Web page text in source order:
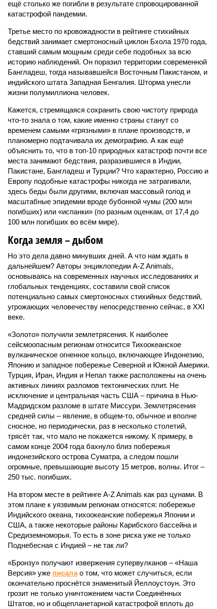
ещё столько же погибли в результате спровоцированной
катастрофой пандемии.
Третье место по кровожадности в рейтинге стихийных
бедствий занимает смертоносный циклон Бхола 1970 года,
ставший самым мощным среди себе подобных за всю
историю наблюдений. Он поразил территории современной
Бангладеш, тогда называвшейся Восточным Пакистаном, и
индийского штата Западная Бенгалия. Шторма унесли
жизни полумиллиона человек.
Кажется, стремящаяся сохранить свою чистоту природа
что-то знала о том, какие именно страны станут со
временем самыми «грязными» в плане производств, и
планомерно подтачивала их демографию. А как ещё
объяснить то, что в топ-10 природных катастроф почти все
места занимают бедствия, разразившиеся в Индии,
Пакистане, Бангладеш и Турции? Что характерно, Россию и
Европу подобные катастрофы никогда не затрагивали,
здесь беды были другими, включая массовый голод и
масштабные эпидемии вроде бубонной чумы (200 млн
погибших) или «испанки» (по разным оценкам, от 17,4 до
100 млн погибших во всём мире).
Когда земля – дыбом
Но это дела давно минувших дней. А что нам ждать в
дальнейшем? Авторы энциклопедии A-Z Animals,
основываясь на современных научных исследованиях и
глобальных тенденциях, составили свой список
потенциально самых смертоносных стихийных бедствий,
угрожающих человечеству непосредственно сейчас, в XXI
веке.
«Золото» получили землетрясения. К наиболее
сейсмоопасным регионам относится Тихоокеанское
вулканическое огненное кольцо, включающее Индонезию,
Японию и западное побережье Северной и Южной Америки.
Турция, Иран, Индия и Непал также расположены на очень
активных линиях разломов тектонических плит. Не
исключение и центральная часть США – причина в Нью-
Мадридском разломе в штате Миссури. Землетрясения
средней силы – явление, в общем-то, обычное и вполне
сносное, но периодически, раз в несколько столетий,
трясёт так, что мало не покажется никому. К примеру, в
самом конце 2004 года бахнуло близ побережья
индонезийского острова Суматра, а следом пошли
огромные, превышающие высоту 15 метров, волны. Итог –
250 тыс. погибших.
На втором месте в рейтинге A-Z Animals как раз цунами. В
этом плане к уязвимым регионам относятся: побережье
Индийского океана, тихо­океанские побережья Японии и
США, а также некоторые районы Карибского бассейна и
Средиземноморья. То есть в зоне риска уже не только
Поднебесная с Индией – не так ли?
«Бронзу» получают извержения супервулканов – «Наша
Версия» уже писалао том, что может случиться, если
окончательно проснётся знаменитый Йеллоустоун. Это
грозит не только уничтожением части Соединённых
Штатов, но и общепланетарной катастрофой вплоть до